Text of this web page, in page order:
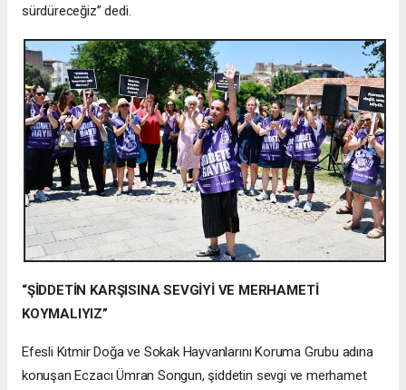
sürdüreceğiz” dedi.
“ŞİDDETİN KARŞISINA SEVGİYİ VE MERHAMETİ
KOYMALIYIZ”
Efesli Kıtmir Doğa ve Sokak Hayvanlarını Koruma Grubu adına
konuşan Eczacı Ümran Songun, şiddetin sevgi ve merhamet